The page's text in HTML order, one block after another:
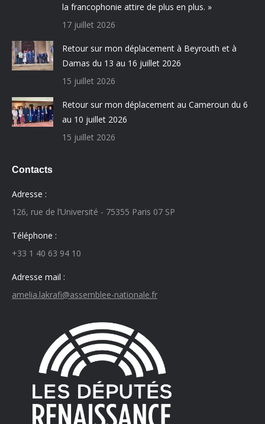
la francophonie attire de plus en plus. »
17 juillet 2026
Retour sur mon déplacement à Beyrouth et à
Damas du 13 au 16 juillet 2026
15 juillet 2026
Retour sur mon déplacement au Cameroun du 6
au 10 juillet 2026
15 juillet 2026
Contacts
Adresse :
126, rue de l’Université - 75355 Paris 07 SP
Téléphone :
+33 1 40 63 94 10
Adresse mail :
amelia.lakrafi@assemblee-nationale.fr